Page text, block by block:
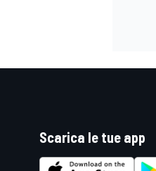
Scarica le tue app